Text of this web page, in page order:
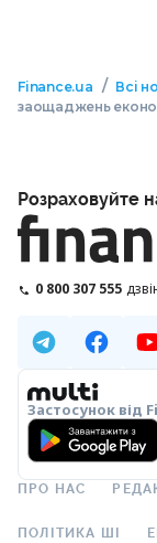
Finance.ua / Всі
заощаджень
Розраховуйте
0 800 307 555
Застосунок від
ПРО НАС
ПОЛІТИКА ШІ